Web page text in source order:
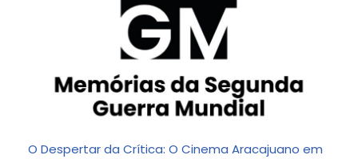
O Despertar da Crítica: O Cinema Aracajuano em